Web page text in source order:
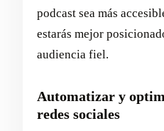
podcast sea más
estarás mejor
audiencia fiel.
Automatizar y
redes sociales